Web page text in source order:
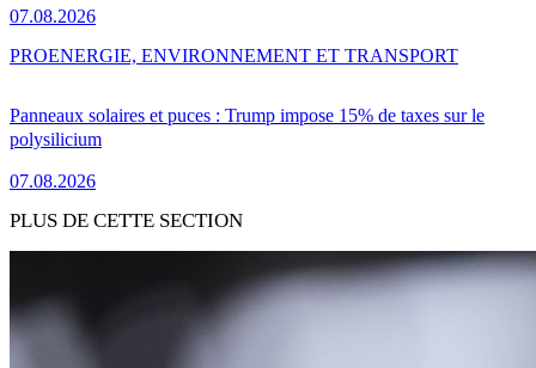
07.08.2026
Panneaux solaires et puces : Trump impose 15% de taxes sur le
polysilicium
07.08.2026
PROENERGIE, ENVIRONNEMENT ET TRANSPORT
PLUS DE CETTE SECTION